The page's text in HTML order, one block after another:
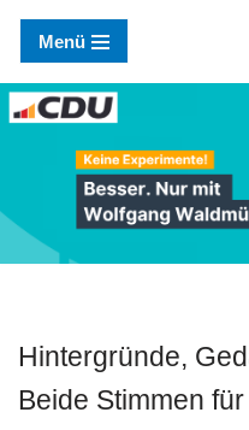
Zum
Inhalt
springen
Menü
Hintergründe,
Beide Stimmen